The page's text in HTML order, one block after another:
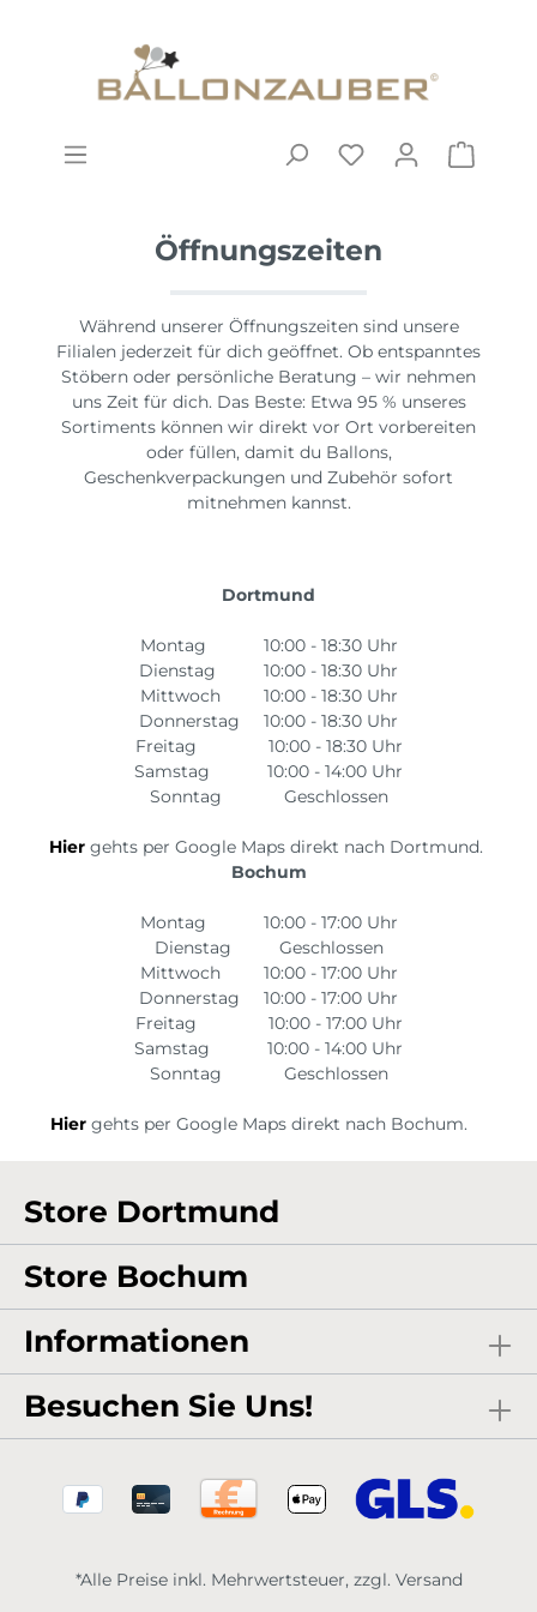
Öffnungszeiten
Während unserer Öffnungszeiten sind unsere
Filialen jederzeit für dich geöffnet. Ob entspanntes
Stöbern oder persönliche Beratung – wir nehmen
uns Zeit für dich. Das Beste: Etwa 95 % unseres
Sortiments können wir direkt vor Ort vorbereiten
oder füllen, damit du Ballons,
Geschenkverpackungen und Zubehör sofort
mitnehmen kannst.
Dortmund
Montag 10:00 - 18:30 Uhr
Dienstag 10:00 - 18:30 Uhr
Mittwoch 10:00 - 18:30 Uhr
Donnerstag 10:00 - 18:30 Uhr
Freitag 10:00 - 18:30 Uhr
Samstag 10:00 - 14:00 Uhr
Sonntag Geschlossen
Hier gehts per Google Maps direkt nach Dortmund.
Bochum
Montag 10:00 - 17:00 Uhr
Dienstag Geschlossen
Mittwoch 10:00 - 17:00 Uhr
Donnerstag 10:00 - 17:00 Uhr
Freitag 10:00 - 17:00 Uhr
Samstag 10:00 - 14:00 Uhr
Sonntag Geschlossen
Hier gehts per Google Maps direkt nach Bochum.
Store Dortmund
Store Bochum
Informationen
Besuchen Sie Uns!
*Alle Preise inkl. Mehrwertsteuer, zzgl. Versand